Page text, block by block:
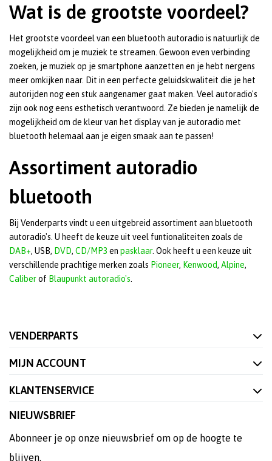
Wat is de grootste voordeel?
Het grootste voordeel van een bluetooth autoradio is natuurlijk de
mogelijkheid om je muziek te streamen. Gewoon even verbinding
zoeken, je muziek op je smartphone aanzetten en je hebt nergens
meer omkijken naar. Dit in een perfecte geluidskwaliteit die je het
autorijden nog een stuk aangenamer gaat maken. Veel autoradio's
zijn ook nog eens esthetisch verantwoord. Ze bieden je namelijk de
mogelijkheid om de kleur van het display van je autoradio met
bluetooth helemaal aan je eigen smaak aan te passen!
Assortiment autoradio
bluetooth
Bij Venderparts vindt u een uitgebreid assortiment aan bluetooth
autoradio's. U heeft de keuze uit veel funtionaliteiten zoals de
DAB+, USB, DVD, CD/MP3 en pasklaar. Ook heeft u een keuze uit
verschillende prachtige merken zoals Pioneer, Kenwood, Alpine,
Caliberof Blaupunkt autoradio's
VENDERPARTS
MIJN ACCOUNT
KLANTENSERVICE
NIEUWSBRIEF
Abonneer je op onze nieuwsbrief om op de hoogte te
blijven.